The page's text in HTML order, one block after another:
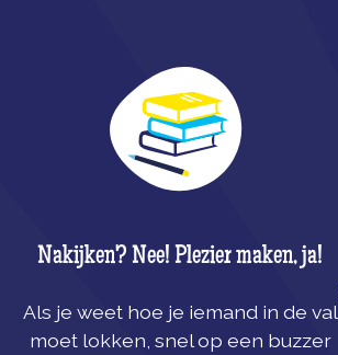
Nakijken? Nee! Plezier maken, ja!
Als je weet hoe je iemand in de val
moet lokken, snel op een buzzer